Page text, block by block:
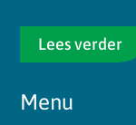
Lees verder
Menu